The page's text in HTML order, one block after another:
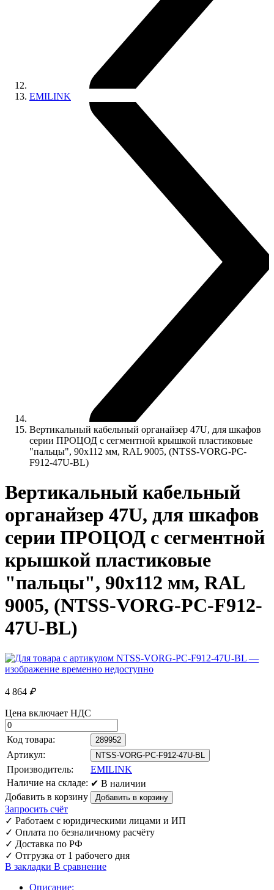
EMILINK
Вертикальный кабельный органайзер 47U, для шкафов
серии ПРОЦОД с сегментной крышкой пластиковые
"пальцы", 90x112 мм, RAL 9005, (NTSS-VORG-PC-
F912-47U-BL)
Вертикальный кабельный
органайзер 47U, для шкафов
серии ПРОЦОД с сегментной
крышкой пластиковые
"пальцы", 90x112 мм, RAL
9005, (NTSS-VORG-PC-F912-
47U-BL)
4 864 ₽
Цена включает НДС
Код товара: 289952
Артикул: NTSS-VORG-PC-F912-47U-BL
Производитель:
EMILINK
Наличие на складе: ✔ В наличии
Добавить в корзину
Запросить счёт
✓ Работаем с юридическими лицами и ИП
✓ Оплата по безналичному расчёту
✓ Доставка по РФ
✓ Отгрузка от 1 рабочего дня
В закладки В сравнение
Описание: